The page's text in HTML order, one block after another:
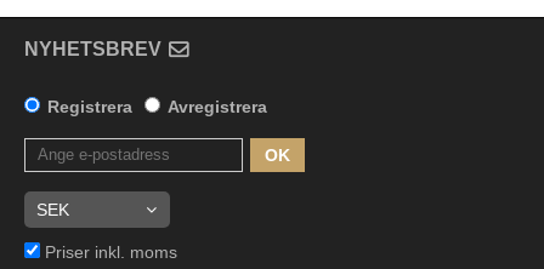
NYHETSBREV
Registrera Avregistrera
OK
Priser inkl. moms